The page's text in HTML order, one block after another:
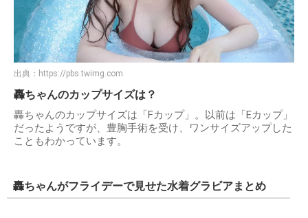
出典： https://pbs.twimg.com
轟ちゃんのカップサイズは？
轟ちゃんのカップサイズは「Fカップ」。以前は「Eカップ」
だったようですが、豊胸手術を受け、ワンサイズアップした
こともわかっています。
轟ちゃんがフライデーで見せた水着グラビアまとめ